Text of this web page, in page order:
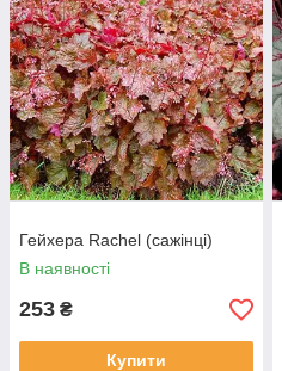
Гейхера Rachel (сажінці)
В наявності
253 ₴
Купити